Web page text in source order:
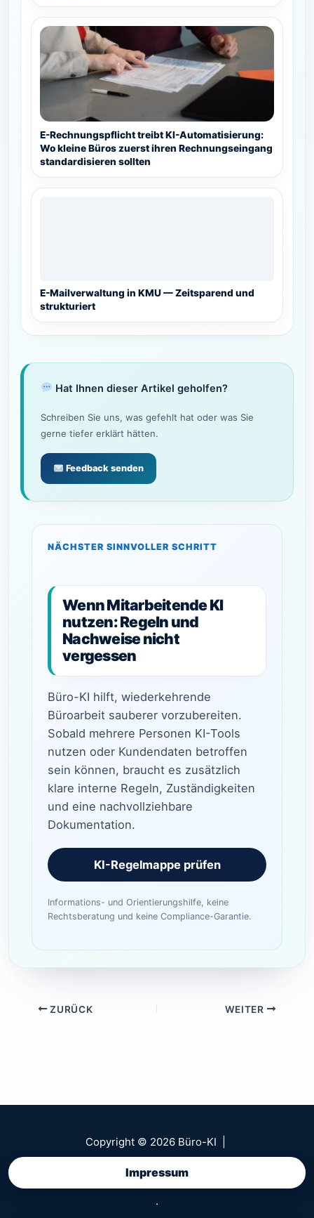
E-Rechnungspflicht treibt KI-Automatisierung:
Wo kleine Büros zuerst ihren Rechnungseingang
standardisieren sollten
E-Mailverwaltung in KMU — Zeitsparend und
strukturiert
Hat Ihnen dieser Artikel geholfen?
Schreiben Sie uns, was gefehlt hat oder was Sie
gerne tiefer erklärt hätten.
Feedback senden
NÄCHSTER SINNVOLLER SCHRITT
Wenn Mitarbeitende KI
nutzen: Regeln und
Nachweise nicht
vergessen
Büro-KI hilft, wiederkehrende
Büroarbeit sauberer vorzubereiten.
Sobald mehrere Personen KI-Tools
nutzen oder Kundendaten betroffen
sein können, braucht es zusätzlich
klare interne Regeln, Zuständigkeiten
und eine nachvollziehbare
Dokumentation.
KI-Regelmappe prüfen
Informations- und Orientierungshilfe, keine
Rechtsberatung und keine Compliance-Garantie.
ZURÜCK WEITER
Copyright © 2026 Büro-KI |
Impressum
·